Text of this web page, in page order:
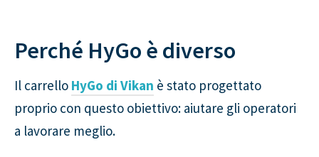
Perché HyGo è diverso
Il carrello HyGo di Vikan è stato progettato
proprio con questo obiettivo: aiutare gli operatori
a lavorare meglio.